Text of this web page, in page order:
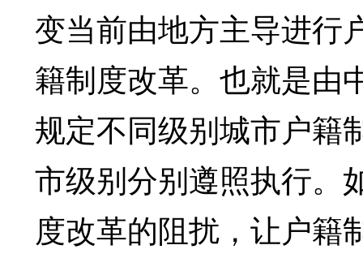
变当前由地方主导进行
籍制度改革。也就是由
规定不同级别城市户籍
市级别分别遵照执行。
度改革的阻扰，让户籍